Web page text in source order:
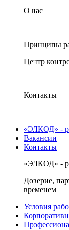
О нас
Принципы
Центр
Контакты
«ЭЛКОД» -
Вакансии
Контакты
«ЭЛКОД» -
Доверие,
временем
Условия